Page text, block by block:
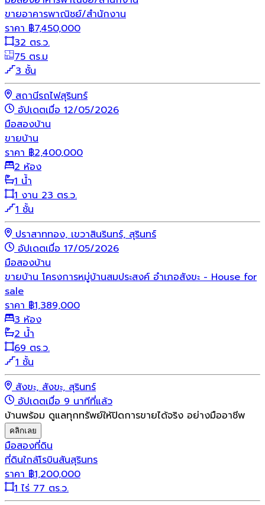
ขายอาคารพาณิชย์/สำนักงาน
ราคา ฿7,450,000
32 ตร.ว.
75 ตร.ม
3 ชั้น
สถานีรถไฟสุรินทร์
อัปเดตเมื่อ 12/05/2026
มือสองบ้าน
ขายบ้าน
ราคา ฿2,400,000
2 ห้อง
1 น้ำ
1 งาน 23 ตร.ว.
1 ชั้น
ปราสาททอง, เขวาสินรินทร์, สุรินทร์
อัปเดตเมื่อ 17/05/2026
มือสองบ้าน
ขายบ้าน โครงการหมู่บ้านสมประสงค์ อำเภอสังขะ - House for
sale
ราคา ฿1,389,000
3 ห้อง
2 น้ำ
69 ตร.ว.
1 ชั้น
สังขะ, สังขะ, สุรินทร์
อัปเดตเมื่อ 9 นาทีที่แล้ว
บ้านพร้อม ดูแลทุกทรัพย์ให้ปิดการขายได้จริง อย่างมืออาชีพ
คลิกเลย
มือสองที่ดิน
ที่ดินใกล้โรบินสันสุรินทร
ราคา ฿1,200,000
1 ไร่ 77 ตร.ว.